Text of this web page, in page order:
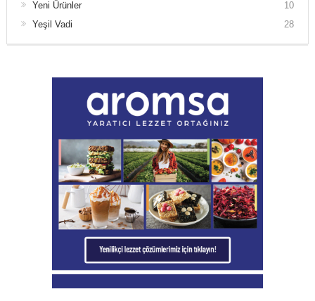
Yeni Ürünler
10
Yeşil Vadi
28